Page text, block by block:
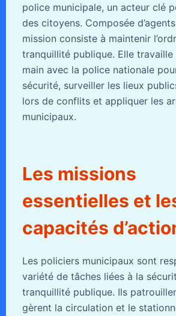
police municipale, un acteur clé
des citoyens. Composée
mission consiste à maintenir
tranquillité publique. Elle travaille
main avec la police nationale
sécurité, surveiller les lieux
lors de conflits et appliquer les
municipaux.
Les missions
essentielles et
capacités
Les policiers municipaux sont
variété de tâches liées à la
tranquillité publique. Ils
gèrent la circulation et le